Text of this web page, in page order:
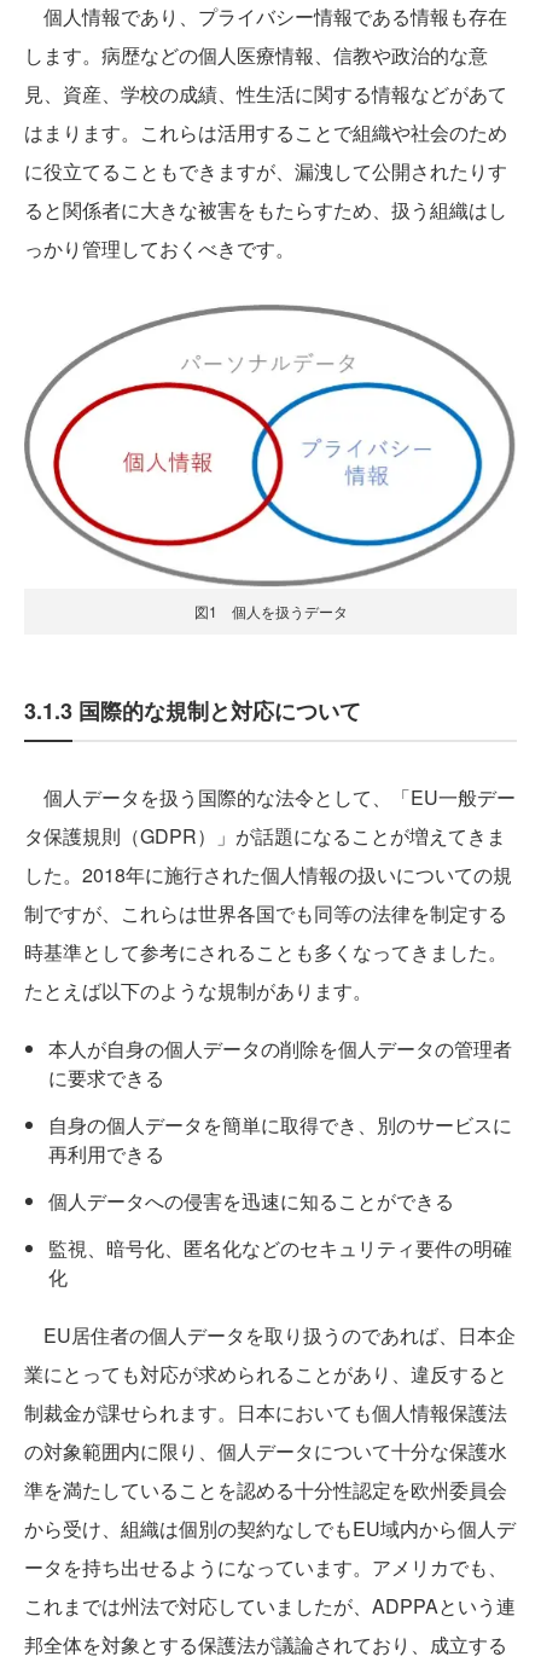
個人情報であり、プライバシー情報である情報も存在
します。病歴などの個人医療情報、信教や政治的な意
見、資産、学校の成績、性生活に関する情報などがあて
はまります。これらは活用することで組織や社会のため
に役立てることもできますが、漏洩して公開されたりす
ると関係者に大きな被害をもたらすため、扱う組織はし
っかり管理しておくべきです。
図1 個人を扱うデータ
3.1.3 国際的な規制と対応について
個人データを扱う国際的な法令として、「EU一般デー
タ保護規則（GDPR）」が話題になることが増えてきま
した。2018年に施行された個人情報の扱いについての規
制ですが、これらは世界各国でも同等の法律を制定する
時基準として参考にされることも多くなってきました。
たとえば以下のような規制があります。
本人が自身の個人データの削除を個人データの管理者
に要求できる
自身の個人データを簡単に取得でき、別のサービスに
再利用できる
個人データへの侵害を迅速に知ることができる
監視、暗号化、匿名化などのセキュリティ要件の明確
化
EU居住者の個人データを取り扱うのであれば、日本企
業にとっても対応が求められることがあり、違反すると
制裁金が課せられます。日本においても個人情報保護法
の対象範囲内に限り、個人データについて十分な保護水
準を満たしていることを認める十分性認定を欧州委員会
から受け、組織は個別の契約なしでもEU域内から個人デ
ータを持ち出せるようになっています。アメリカでも、
これまでは州法で対応していましたが、ADPPAという連
邦全体を対象とする保護法が議論されており、成立する